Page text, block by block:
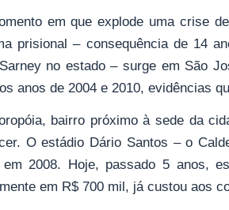
em que explode uma crise
prisional – consequência de 14
no estado – surge em São
anos de 2004 e 2010, evidências
bairro próximo à sede da
O estádio Dário Santos – o
em 2008. Hoje, passado 5 anos,
em R$ 700 mil, já custou aos